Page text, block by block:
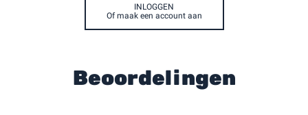
INLOGGEN
Of maak een account aan
Beoordelingen